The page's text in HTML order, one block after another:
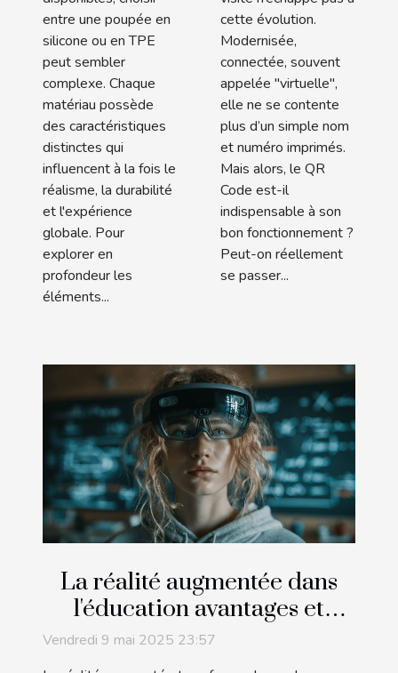
entre une poupée en
silicone ou en TPE
peut sembler
complexe. Chaque
matériau possède
des caractéristiques
distinctes qui
influencent à la fois le
réalisme, la durabilité
et l'expérience
globale. Pour
explorer en
profondeur les
éléments...
cette évolution.
Modernisée,
connectée, souvent
appelée "virtuelle",
elle ne se contente
plus d’un simple nom
et numéro imprimés.
Mais alors, le QR
Code est-il
indispensable à son
bon fonctionnement ?
Peut-on réellement
se passer...
La réalité augmentée dans
l'éducation avantages et
applications pratiques
Vendredi 9 mai 2025 23:57